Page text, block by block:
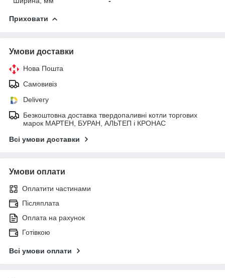
Приховати
Умови доставки
Нова Пошта
Самовивіз
Delivery
Безкоштовна доставка твердопаливні котли торгових
марок МАРТЕН, БУРАН, АЛЬТЕП і КРОНАС
Всі умови доставки
Умови оплати
Оплатити частинами
Післяплата
Оплата на рахунок
Готівкою
Всі умови оплати